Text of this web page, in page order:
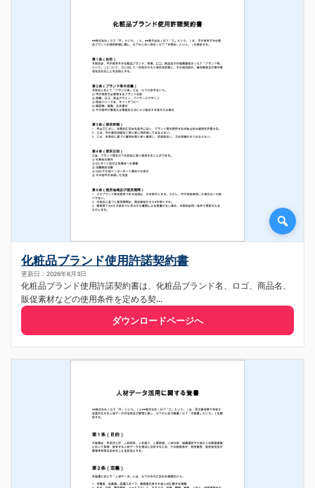
化粧品ブランド使用許諾契約書
更新日：2026年6月3日
化粧品ブランド使用許諾契約書は、化粧品ブランド名、ロゴ、商品名、
販促素材などの使用条件を定める契...
ダウンロードページへ